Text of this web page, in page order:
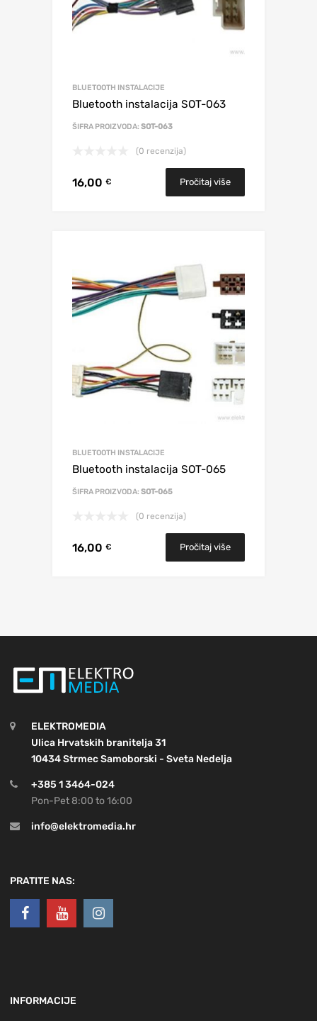
BLUETOOTH INSTALACIJE
Bluetooth instalacija SOT-063
ŠIFRA PROIZVODA: SOT-063
(0 recenzija)
16,00 € Pročitaj više
BLUETOOTH INSTALACIJE
Bluetooth instalacija SOT-065
ŠIFRA PROIZVODA: SOT-065
(0 recenzija)
16,00 € Pročitaj više
ELEKTROMEDIA
Ulica Hrvatskih branitelja 31
10434 Strmec Samoborski - Sveta Nedelja
+385 1 3464-024
Pon-Pet 8:00 to 16:00
info@elektromedia.hr
PRATITE NAS:
INFORMACIJE